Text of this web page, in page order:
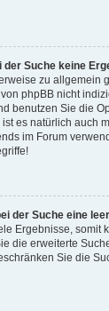
der Suche keine
zu allgemein
phpBB nicht
benutzen Sie die
es natürlich auch
im Forum
der Suche eine
Ergebnisse, somit
die erweiterte
Sie die